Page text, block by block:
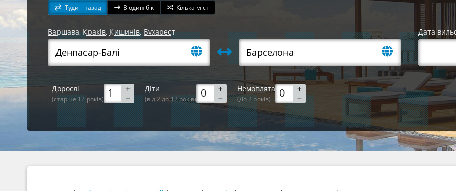
Туди і назад В один бік Кілька міст
Варшава, Краків, Кишинів, Бухарест Дата
Дорослі
(старше 12 років)
Діти
(від 2 до 12 років)
Немовлята
(До 2 років)